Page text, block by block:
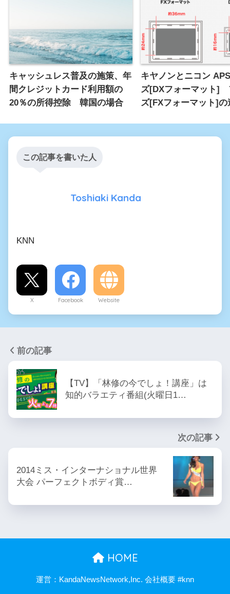
キャッシュレス普及の施策、年
間クレジットカード利用額の
20％の所得控除 韓国の場合
キヤノンとニコン
ズ[DXフォーマット]
ズ[FXフォーマット]の
この記事を書いた人
Toshiaki Kanda
KNN
X Facebook Website
前の記事
【TV】「林修の今でしょ！講座」は
知的バラエティ番組(火曜日1…
次の記事
2014ミス・インターナショナル世界
大会 パーフェクトボディ賞…
HOME
運営：KandaNewsNetwork,Inc. 会社概要 #knn